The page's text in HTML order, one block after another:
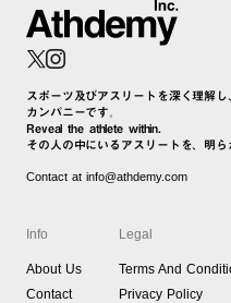
スポーツ及びアスリートを深く理解
カンパニーです。
Reveal the athlete within.
その人の中にいるアスリートを、明ら
Contact at info@athdemy.com
Info
About Us
Contact
Legal
Terms And
Privacy Policy